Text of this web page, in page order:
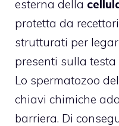
esterna della
protetta da
strutturati per
presenti sulla
Lo spermatozoo
chiavi chimiche
barriera. Di